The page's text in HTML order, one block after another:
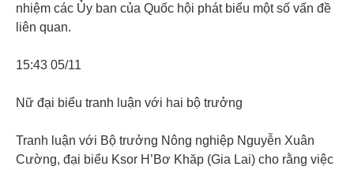
nhiệm các Ủy ban của Quốc hội phát biểu một số vấn đề
liên quan.
15:43 05/11
Nữ đại biểu tranh luận với hai bộ trưởng
Tranh luận với Bộ trưởng Nông nghiệp Nguyễn Xuân
Cường, đại biểu Ksor H’Bơ Khăp (Gia Lai) cho rằng việc